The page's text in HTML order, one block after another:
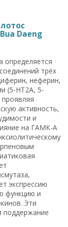
Daeng
определяется
трёх
неферин,
(5-HT2A, 5-
активность,
и
на ГАМК-А
экспрессию
функцию и
Эти
поддержание